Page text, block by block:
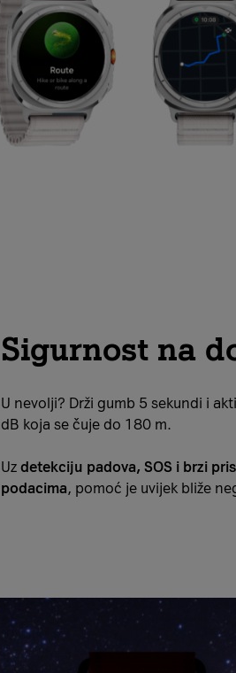
Sigurnost na
U nevolji? Drži gumb 5 sekundi i
dB koja se čuje do 180 m.
Uz detekciju padova, SOS i brzi
podacima, pomoć je uvijek bliže